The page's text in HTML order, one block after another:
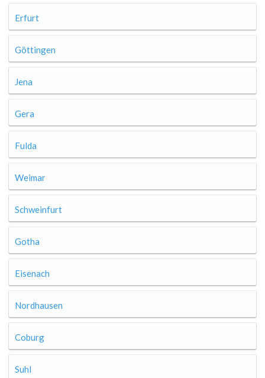
Erfurt
Göttingen
Jena
Gera
Fulda
Weimar
Schweinfurt
Gotha
Eisenach
Nordhausen
Coburg
Suhl